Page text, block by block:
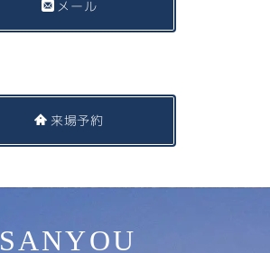
メール
来場予約
SANYOU